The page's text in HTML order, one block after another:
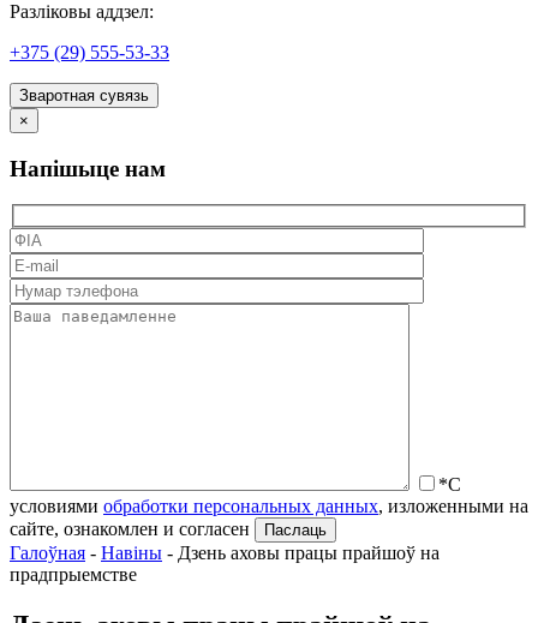
Разліковы аддзел:
+375 (29) 555-53-33
Зваротная сувязь
×
Напішыце нам
*С
условиями обработки персональных данных, изложенными на
сайте, ознакомлен и согласен
Галоўная - Навіны - Дзень аховы працы прайшоў на
прадпрыемстве